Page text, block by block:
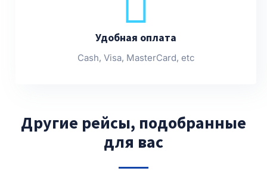
Удобная оплата
Cash, Visa, MasterCard, etc
Другие рейсы, подобранные
для вас